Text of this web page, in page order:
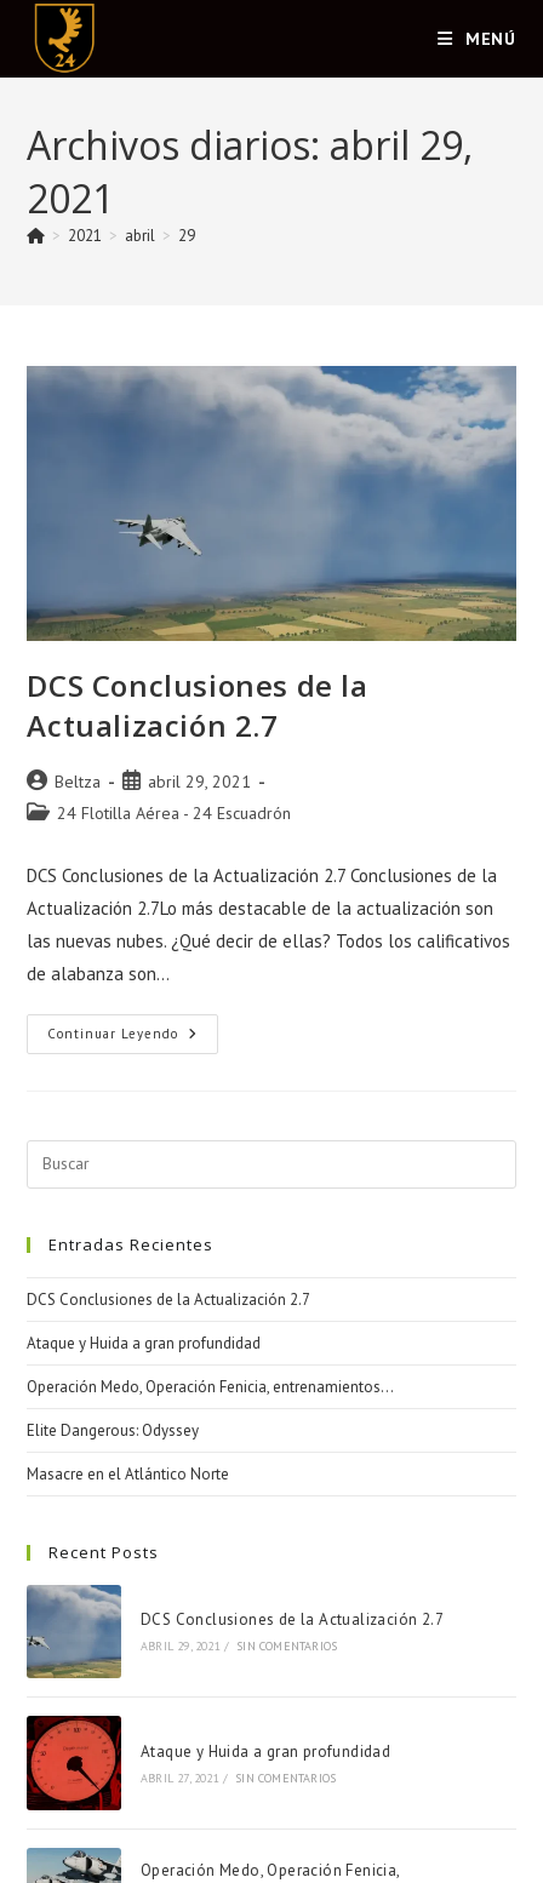
contenido
MENÚ
Archivos diarios: abril 29,
2021
> 2021 > abril > 29
DCS Conclusiones de la
Actualización 2.7
Autor
de
Beltza
Publicación
de
abril 29, 2021
Categoría
entrada:
24 Flotilla Aérea - 24 Escuadrón
DCS Conclusiones de la Actualización 2.7 Conclusiones de la
Actualización 2.7Lo más destacable de la actualización son
las nuevas nubes. ¿Qué decir de ellas? Todos los calificativos
de alabanza son…
Continuar Leyendo DCS
Conclusiones
Entradas Recientes
DCS Conclusiones de la Actualización 2.7
Ataque y Huida a gran profundidad
Operación Medo, Operación Fenicia, entrenamientos…
Elite Dangerous: Odyssey
Masacre en el Atlántico Norte
Recent Posts
DCS Conclusiones de la Actualización 2.7
ABRIL 29, 2021 / SIN COMENTARIOS
Ataque y Huida a gran profundidad
ABRIL 27, 2021 / SIN COMENTARIOS
Operación Medo, Operación Fenicia,